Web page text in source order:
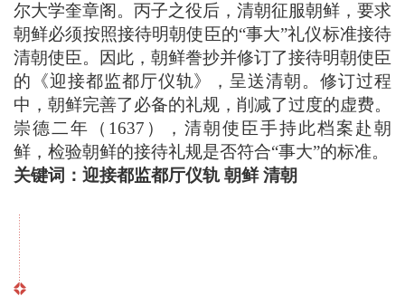
尔大学奎章阁。丙子之役后，清朝征服朝鲜，要求
朝鲜必须按照接待明朝使臣的“事大”礼仪标准接待
清朝使臣。因此，朝鲜誊抄并修订了接待明朝使臣
的《迎接都监都厅仪轨》，呈送清朝。修订过程
中，朝鲜完善了必备的礼规，削减了过度的虚费。
崇德二年（1637），清朝使臣手持此档案赴朝
鲜，检验朝鲜的接待礼规是否符合“事大”的标准。
关键词：迎接都监都厅仪轨 朝鲜 清朝